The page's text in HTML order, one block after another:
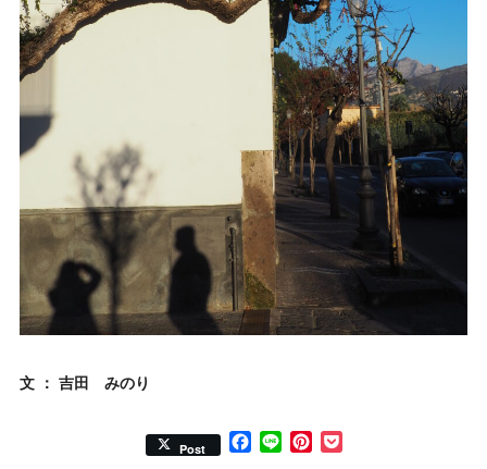
文 ： 吉田 みのり
Post Facebook
Line Pinterest